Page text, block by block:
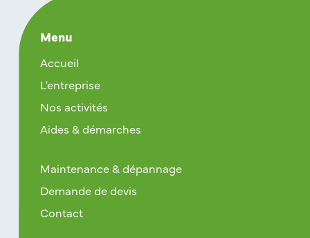
Menu
Accueil
L'entreprise
Nos activités
Aides & démarches
Maintenance & dépannage
Demande de devis
Contact